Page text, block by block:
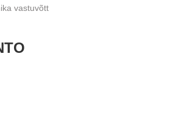
vastuvõtt